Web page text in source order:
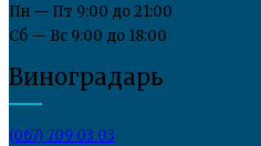
Пн — Пт 9:00 до 21:00
Сб — Вс 9:00 до 18:00
Виноградарь
(067) 709 03 03